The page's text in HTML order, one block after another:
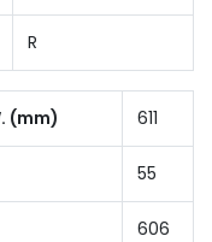
R
(mm) 611
55
606